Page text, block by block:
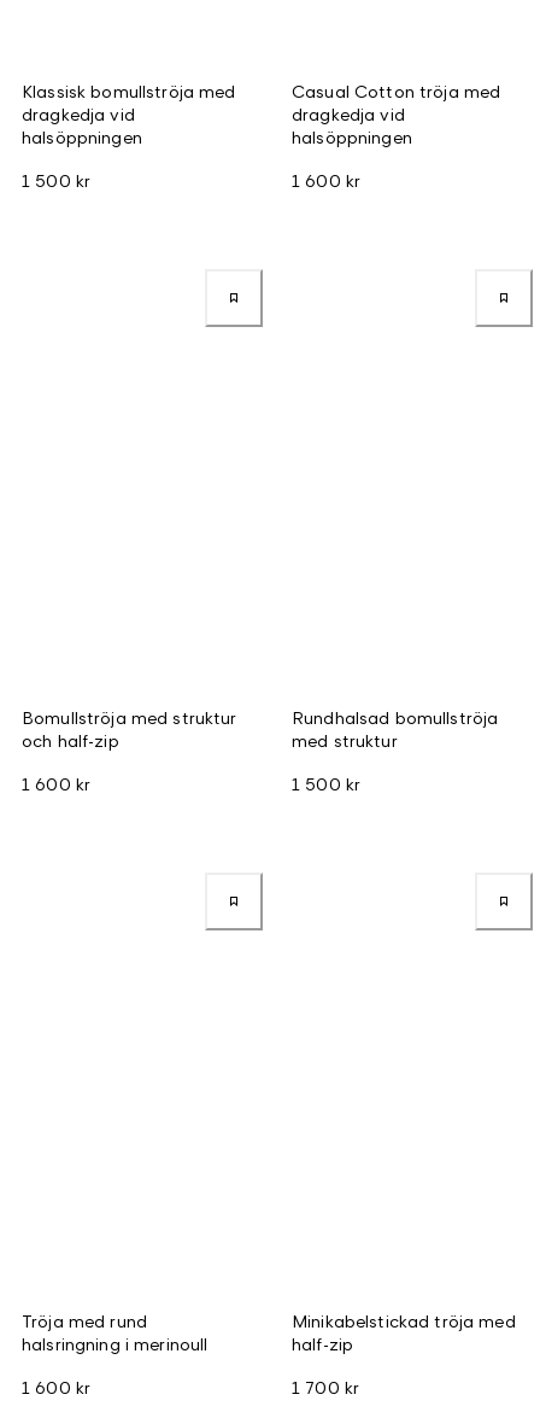
Klassisk bomullströja med
dragkedja vid
halsöppningen
1 500 kr
Casual Cotton tröja med
dragkedja vid
halsöppningen
1 600 kr
Bomullströja med struktur
och half-zip
1 600 kr
Rundhalsad bomullströja
med struktur
1 500 kr
Tröja med rund
halsringning i merinoull
1 600 kr
Minikabelstickad tröja med
half-zip
1 700 kr